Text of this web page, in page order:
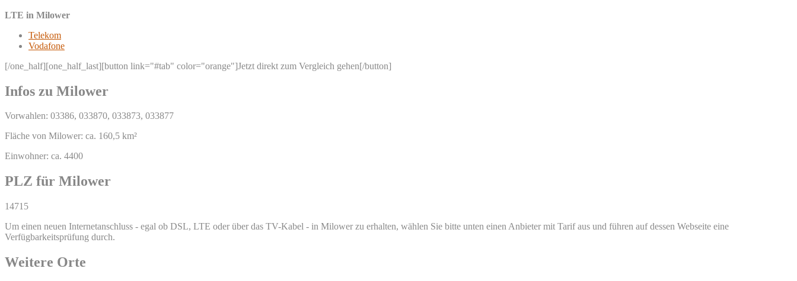
LTE in Milower
Telekom
Vodafone
[/one_half][one_half_last][button link="#tab" color="orange"]Jetzt direkt zum Vergleich gehen[/button]
Infos zu Milower
Vorwahlen: 03386, 033870, 033873, 033877
Fläche von Milower: ca. 160,5 km²
Einwohner: ca. 4400
PLZ für Milower
14715
Um einen neuen Internetanschluss - egal ob DSL, LTE oder über das TV-Kabel - in Milower zu erhalten, wählen Sie bitte unten einen Anbieter mit Tarif aus und führen auf dessen Webseite eine
Verfügbarkeitsprüfung durch.
Weitere Orte